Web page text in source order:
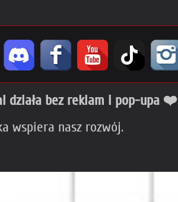
działa bez reklam i pop-upa ❤️
wspiera nasz rozwój.